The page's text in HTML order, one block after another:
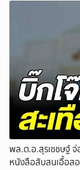
พล.ต.อ.สุรเชชษฐ์
หนังสือสับสนเอื้อส